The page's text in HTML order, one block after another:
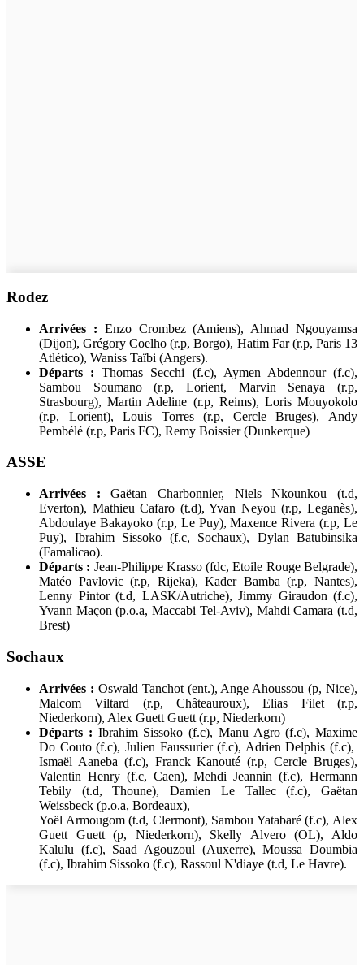
Rodez
Arrivées : Enzo Crombez (Amiens), Ahmad Ngouyamsa
(Dijon), Grégory Coelho (r.p, Borgo), Hatim Far (r.p, Paris 13
Atlético), Waniss Taïbi (Angers).
Départs :Thomas Secchi (f.c), Aymen Abdennour (f.c),
Sambou Soumano (r.p, Lorient, Marvin Senaya (r.p,
Strasbourg), Martin Adeline (r.p, Reims), Loris Mouyokolo
(r.p, Lorient), Louis Torres (r.p, Cercle Bruges), Andy
Pembélé (r.p, Paris FC), Remy Boissier (Dunkerque)
ASSE
Arrivées : Gaëtan Charbonnier, Niels Nkounkou (t.d,
Everton), Mathieu Cafaro (t.d), Yvan Neyou (r.p, Leganès),
Abdoulaye Bakayoko (r.p, Le Puy), Maxence Rivera (r.p, Le
Puy), Ibrahim Sissoko (f.c, Sochaux), Dylan Batubinsika
(Famalicao).
Départs : Jean-Philippe Krasso (fdc, Etoile Rouge Belgrade),
Matéo Pavlovic (r.p, Rijeka), Kader Bamba (r.p, Nantes),
Lenny Pintor (t.d, LASK/Autriche), Jimmy Giraudon (f.c),
Yvann Maçon (p.o.a, Maccabi Tel-Aviv), Mahdi Camara (t.d,
Brest)
Sochaux
Arrivées : Oswald Tanchot (ent.), Ange Ahoussou (p, Nice),
Malcom Viltard (r.p, Châteauroux), Elias Filet (r.p,
Niederkorn), Alex Guett Guett (r.p, Niederkorn)
Départs : Ibrahim Sissoko (f.c), Manu Agro (f.c), Maxime
Do Couto (f.c), Julien Faussurier (f.c), Adrien Delphis (f.c),
Ismaël Aaneba (f.c), Franck Kanouté (r.p, Cercle Bruges),
Valentin Henry (f.c, Caen), Mehdi Jeannin (f.c), Hermann
Tebily (t.d, Thoune), Damien Le Tallec (f.c), Gaëtan
Weissbeck (p.o.a, Bordeaux),
Yoël Armougom (t.d, Clermont), Sambou Yatabaré (f.c), Alex
Guett Guett (p, Niederkorn), Skelly Alvero (OL), Aldo
Kalulu (f.c), Saad Agouzoul (Auxerre), Moussa Doumbia
(f.c), Ibrahim Sissoko (f.c), Rassoul N'diaye (t.d, Le Havre).